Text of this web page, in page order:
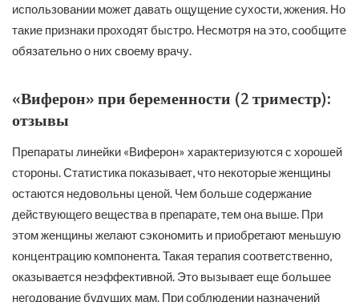
использовании может давать ощущение сухости, жжения. Но
такие признаки проходят быстро. Несмотря на это, сообщите
обязательно о них своему врачу.
«Виферон» при беременности (2 триместр):
отзывы
Препараты линейки «Виферон» характеризуются с хорошей
стороны. Статистика показывает, что некоторые женщины
остаются недовольны ценой. Чем больше содержание
действующего вещества в препарате, тем она выше. При
этом женщины желают сэкономить и приобретают меньшую
концентрацию компонента. Такая терапия соответственно,
оказывается неэффективной. Это вызывает еще большее
негодование будущих мам. При соблюдении назначений